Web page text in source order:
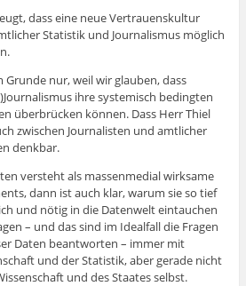
dass eine neue Vertrauenskultur
Statistik und Journalismus möglich
Grunde nur, weil wir glauben, dass
ihre systemisch bedingten
überbrücken können. Dass Herr Thiel
zwischen Journalisten und amtlicher
denkbar.
versteht als massenmedial wirksame
dann ist auch klar, warum sie so tief
und nötig in die Datenwelt eintauchen
– und das sind im Idealfall die Fragen
Daten beantworten – immer mit
und der Statistik, aber gerade nicht
und des Staates selbst.